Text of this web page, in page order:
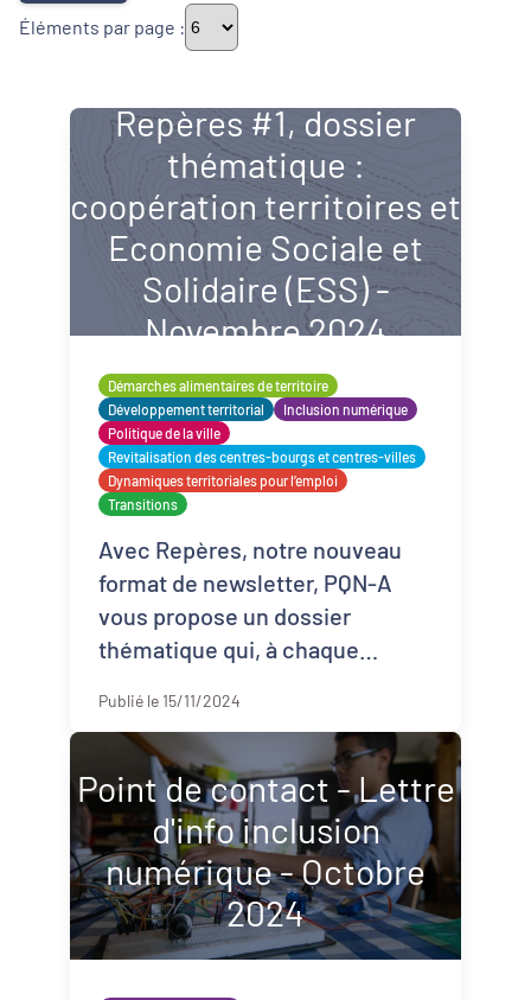
Éléments par page :
Typologie de newsletter
Newsletters
Lettres d'information
Thématiques
Démarches alimentaires de territoire
Développement territorial
Inclusion numérique
Politique de la ville
Revitalisation des centres-bourgs et
centres-villes
Transitions
Repères #1, dossier
thématique :
coopération territoires et
Economie Sociale et
Solidaire (ESS) -
Novembre 2024
Démarches alimentaires de territoire
Développement territorial
Inclusion numérique
Politique de la ville
Revitalisation des centres-bourgs et centres-villes
Dynamiques territoriales pour l’emploi
Transitions
Avec Repères, notre nouveau
format de newsletter, PQN-A
vous propose un dossier
thématique qui, à chaque
transversale un sujet clé pour le
développement territori ...
Publié le 15/11/2024
Point de contact - Lettre
d'info inclusion
numérique - Octobre
2024